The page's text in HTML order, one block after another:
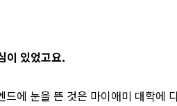
이 있었고요.
드에 눈을 뜬 것은 마이애미 대학에